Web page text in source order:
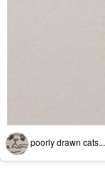
poorly drawn cats...